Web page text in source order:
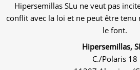
Hipersemillas SLu ne veut pas
conflit avec la loi et ne peut être tenu
le font.
Hipersemillas,
C./Polaris 18